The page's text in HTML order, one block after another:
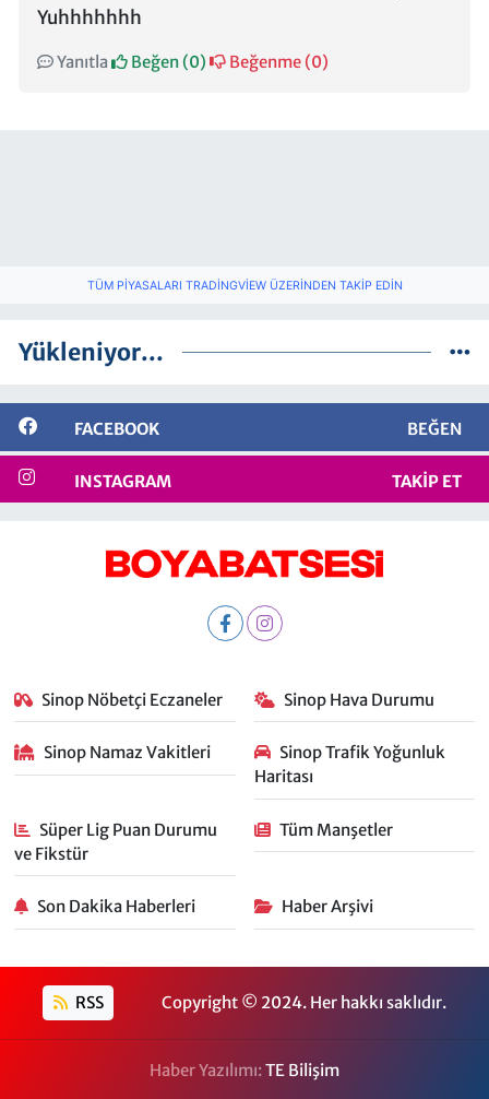
Yuhhhhhhh
Yanıtla Beğen (0) Beğenme (0)
TÜM PIYASALARI TRADINGVIEW ÜZERINDEN TAKIP EDIN
Yükleniyor...
FACEBOOK BEĞEN
INSTAGRAM TAKIP ET
Sinop Nöbetçi Eczaneler Sinop Hava Durumu
Sinop Namaz Vakitleri
Sinop Trafik Yoğunluk
Haritası
Süper Lig Puan Durumu
ve Fikstür
Tüm Manşetler
Son Dakika Haberleri Haber Arşivi
RSS Copyright © 2024. Her hakkı saklıdır.
Haber Yazılımı:TE Bilişim